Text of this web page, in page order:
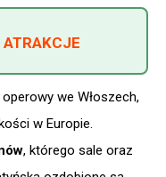
we Włoszech,
w Europie.
, którego sale oraz